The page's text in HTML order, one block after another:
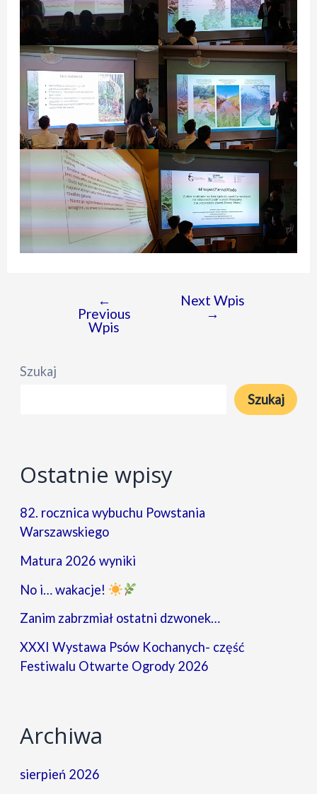
Nawigacja
←
Previous
Wpis
Next Wpis
→
Szukaj
Szukaj
Ostatnie wpisy
82. rocznica wybuchu Powstania
Warszawskiego
Matura 2026 wyniki
No i… wakacje!
Zanim zabrzmiał ostatni dzwonek…
XXXI Wystawa Psów Kochanych- część
Festiwalu Otwarte Ogrody 2026
Archiwa
sierpień 2026